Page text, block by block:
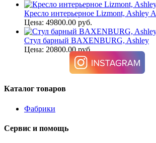
Кресло интерьерное Lizmont, Ashley
Цена: 49800.00 руб.
Стул барный BAXENBURG, Ashley
Цена: 20800.00 руб.
Каталог товаров
Фабрики
Сервис и помощь